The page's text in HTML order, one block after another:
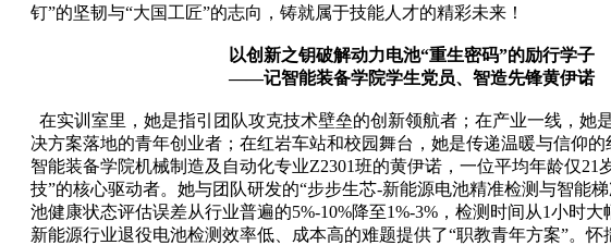
钉”的坚韧与“大国工匠”的志向，铸就属于技能人才的精彩未来！
以创新之钥破解动力电池“重生密码”的励行学子
——记智能装备学院学生党员、智造先锋黄伊诺
在实训室里，她是指引团队攻克技术壁垒的创新领航者；在产业一线，她
决方案落地的青年创业者；在红岩车站和校园舞台，她是传递温暖与信仰
智能装备学院机械制造及自动化专业Z2301班的黄伊诺，一位平均年龄仅21
技”的核心驱动者。她与团队研发的“步步生芯-新能源电池精准检测与智能
池健康状态评估误差从行业普遍的5%-10%降至1%-3%，检测时间从1小时
新能源行业退役电池检测效率低、成本高的难题提供了“职教青年方案”。怀